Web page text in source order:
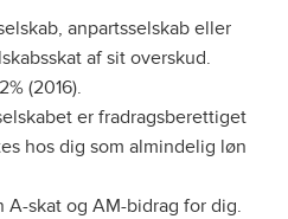
anpartsselskab eller
af sit overskud.
(2016).
er fradragsberettiget
hos dig som almindelig løn
skat og AM-bidrag for dig.